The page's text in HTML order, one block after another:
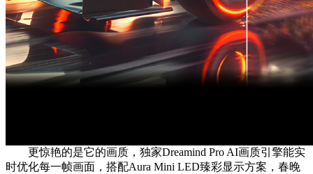
更惊艳的是它的画质，独家Dreamind Pro AI画质引擎能实
时优化每一帧画面，搭配Aura Mini LED臻彩显示方案，春晚